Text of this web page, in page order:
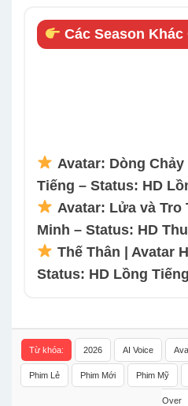
Các Season Khác
Avatar: Dòng
Tiếng – Status: HD
Avatar: Lửa và Tro
Minh – Status: HD
Thế Thân | Avatar
Status: HD Lồng Tiếng
Từ khóa: 2026 AI Voice
Phim Lẻ Phim Mới Phim Mỹ
Over